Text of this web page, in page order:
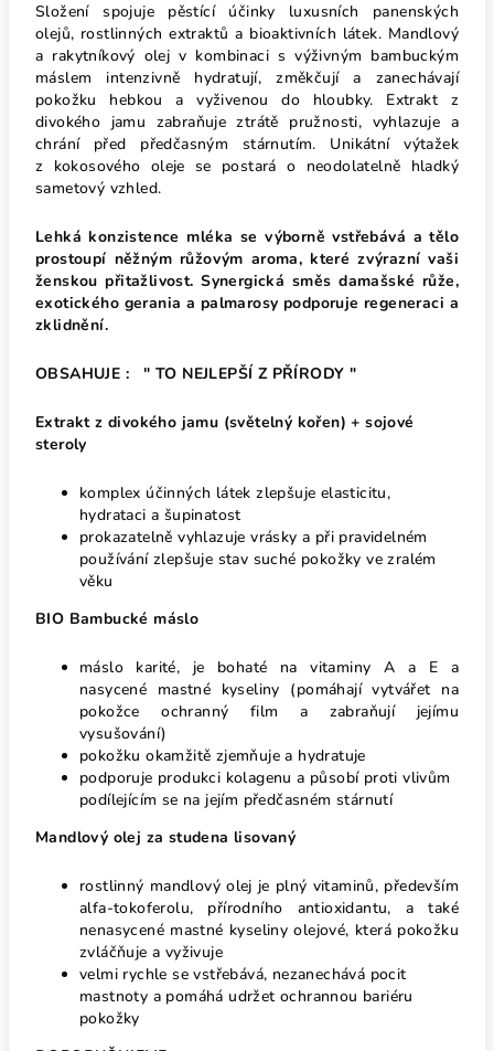
Složení spojuje pěstící účinky luxusních panenských
olejů, rostlinných extraktů a bioaktivních látek. Mandlový
a rakytníkový olej v kombinaci s výživným bambuckým
máslem intenzivně hydratují, změkčují a zanechávají
pokožku hebkou a vyživenou do hloubky. Extrakt z
divokého jamu zabraňuje ztrátě pružnosti, vyhlazuje a
chrání před předčasným stárnutím. Unikátní výtažek
z kokosového oleje se postará o neodolatelně hladký
sametový vzhled.
Lehká konzistence mléka se výborně vstřebává a tělo
prostoupí něžným růžovým aroma, které zvýrazní vaši
ženskou přitažlivost.Synergická směs damašské růže,
exotického gerania a palmarosy podporuje regeneraci a
zklidnění.
OBSAHUJE : " TO NEJLEPŠÍ Z PŘÍRODY "
Extrakt z divokého jamu (světelný kořen) + sojové
steroly
komplex účinných látek zlepšuje elasticitu,
hydrataci a šupinatost
prokazatelně vyhlazuje vrásky a při pravidelném
používání zlepšuje stav suché pokožky ve zralém
věku
BIO Bambucké máslo
máslo karité, je bohaté na vitaminy A a E a
nasycené mastné kyseliny (pomáhají vytvářet na
pokožce ochranný film a zabraňují jejímu
vysušování)
pokožku okamžitě zjemňuje a hydratuje
podporuje produkci kolagenu a působí proti vlivům
podílejícím se na jejím předčasném stárnutí
Mandlový olej za studena lisovaný
rostlinný mandlový olej je plný vitaminů, především
alfa-tokoferolu, přírodního antioxidantu, a také
nenasycené mastné kyseliny olejové, která pokožku
zvláčňuje a vyživuje
velmi rychle se vstřebává, nezanechává pocit
mastnoty a pomáhá udržet ochrannou bariéru
pokožky